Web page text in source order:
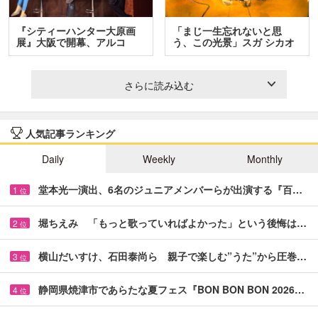
『シティーハンター大原画
展』大阪で開幕、アルコ
＆…
「まじ一生忘れないと思
う、この光景」スガ シカオ
と…
さらに読み込む
人気記事ランキング
Daily
Weekly Monthly
1 位 堂本光一演出、6名のジュニアメンバーらが出演する『百…
2 位 堀ちえみ 「もっと歌っていればよかった」という後悔は…
3 位 横山だいすけ、石田泰尚ら 親子で楽しむ”うた”から圧巻…
4 位 静岡県焼津市であらたな夏フェス『BON BON BON 2026…